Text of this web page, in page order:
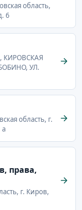
область,
6
КИРОВСКАЯ
УЛ.
область, г.
а
права,
г. Киров,